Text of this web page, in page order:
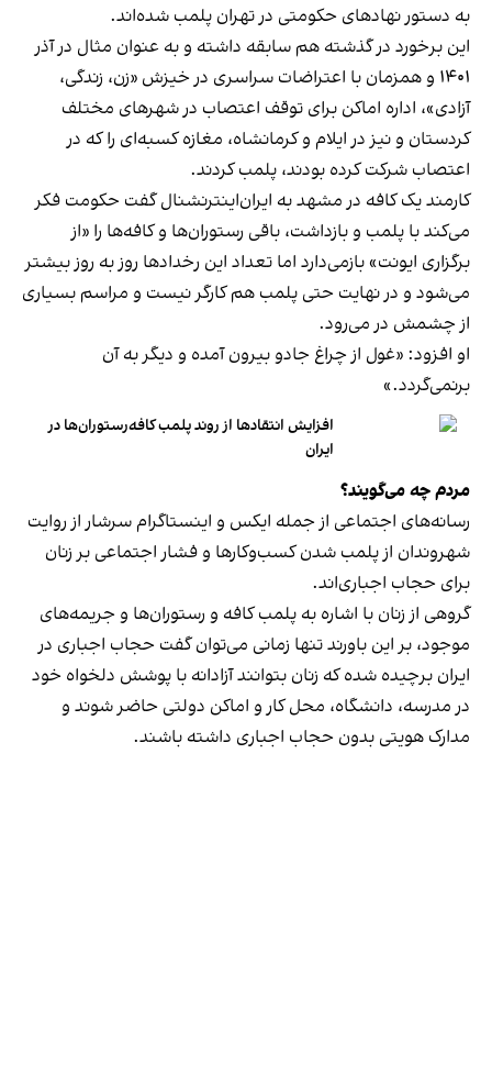
به دستور نهادهای حکومتی در تهران پلمب شده‌اند.
این برخورد در گذشته هم سابقه داشته و به عنوان مثال در آذر
۱۴۰۱ و همزمان با اعتراضات سراسری در خیزش «زن، زندگی،
آزادی»، اداره اماکن برای توقف اعتصاب در شهرهای مختلف
کردستان و نیز در ایلام و کرمانشاه، مغازه کسبه‌ای را که در
اعتصاب شرکت کرده بودند، پلمب کردند.
کارمند یک کافه در مشهد به ایران‌اینترنشنال گفت حکومت فکر
می‌کند با پلمب و بازداشت، باقی رستوران‌ها و کافه‌ها را «از
برگزاری ایونت» بازمی‌دارد اما تعداد این رخدادها روز به روز بیشتر
می‌شود و در نهایت حتی پلمب هم کارگر نیست و مراسم بسیاری
از چشمش در می‌رود.
او افزود: «غول از چراغ جادو بیرون آمده و دیگر به آن
برنمی‎‌گردد.»
افزایش انتقادها از روند پلمب کافه‌رستوران‌ها در
ایران
مردم چه می‌گویند؟
رسانه‎‌های اجتماعی از جمله ایکس و اینستاگرام سرشار از روایت
شهروندان از پلمب شدن کسب‌وکارها و فشار اجتماعی بر زنان
برای حجاب اجباری‌اند.
گروهی از زنان با اشاره به پلمب کافه و رستوران‌ها و جریمه‌های
موجود، بر این باورند تنها زمانی می‌توان گفت حجاب اجباری در
ایران برچیده شده که زنان بتوانند آزادانه با پوشش دلخواه خود
در مدرسه، دانشگاه، محل کار و اماکن دولتی حاضر شوند و
مدارک هویتی بدون حجاب اجباری داشته باشند.